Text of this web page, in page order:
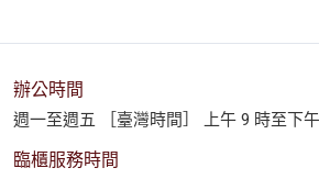
辦公時間
週一至週五 ［臺灣時間］ 上午 9 時至下
臨櫃服務時間